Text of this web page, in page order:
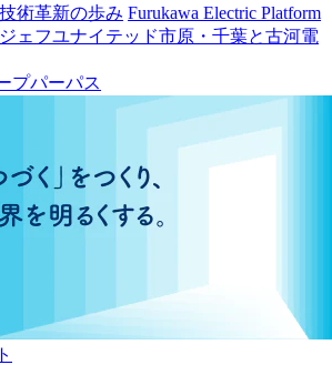
技術革新の歩み Furukawa Electric Platform
ジェフユナイテッド市原・千葉と古河電
プパーパス